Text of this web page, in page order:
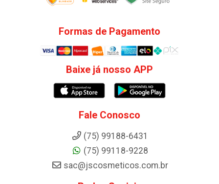
Formas de Pagamento
Baixe já nosso APP
Fale Conosco
(75) 99188-6431
(75) 99118-9228
sac@jscosmeticos.com.br